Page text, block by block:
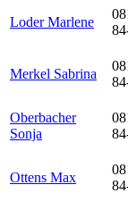
Loder Marlene
Merkel Sabrina
Oberbacher
Sonja
Ottens Max